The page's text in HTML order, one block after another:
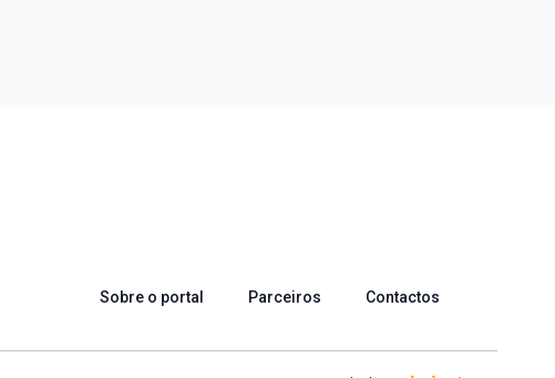
Sobre o portal Parceiros Contactos